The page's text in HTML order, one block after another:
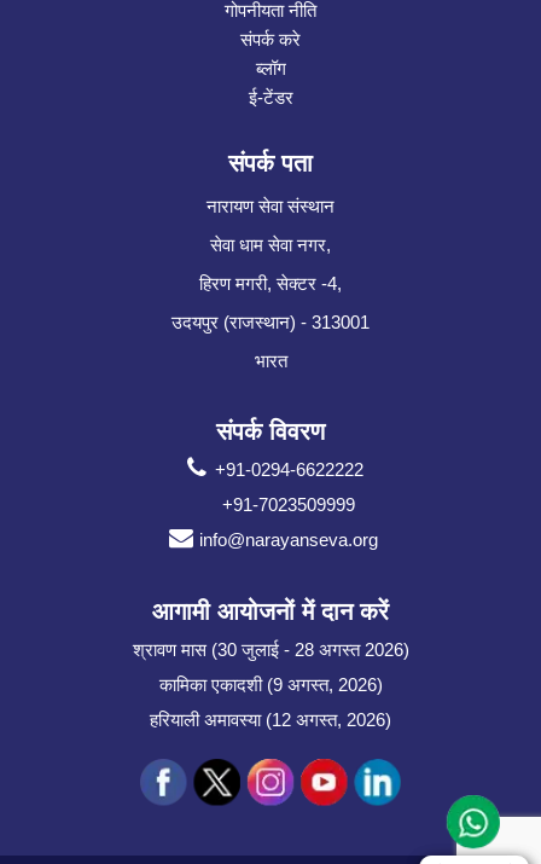
गोपनीयता नीति
संपर्क करे
ब्लॉग
ई-टेंडर
संपर्क पता
नारायण सेवा संस्थान
सेवा धाम सेवा नगर,
हिरण मगरी, सेक्टर -4,
उदयपुर (राजस्थान) - 313001
भारत
संपर्क विवरण
+91-0294-6622222
+91-7023509999
info@narayanseva.org
आगामी आयोजनों में दान करें
श्रावण मास (30 जुलाई - 28 अगस्त 2026)
कामिका एकादशी (9 अगस्त, 2026)
हरियाली अमावस्या (12 अगस्त, 2026)